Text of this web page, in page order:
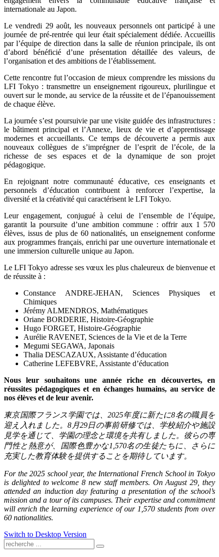
internationale au Japon.
Le vendredi 29 août, les nouveaux personnels ont participé à une
journée de pré-rentrée qui leur était spécialement dédiée. Accueillis
par l’équipe de direction dans la salle de réunion principale, ils ont
d’abord bénéficié d’une présentation détaillée des valeurs, de
l’organisation et des ambitions de l’établissement.
Cette rencontre fut l’occasion de mieux comprendre les missions du
LFI Tokyo : transmettre un enseignement rigoureux, plurilingue et
ouvert sur le monde, au service de la réussite et de l’épanouissement
de chaque élève.
La journée s’est poursuivie par une visite guidée des infrastructures :
le bâtiment principal et l’Annexe, lieux de vie et d’apprentissage
modernes et accueillants. Ce temps de découverte a permis aux
nouveaux collègues de s’imprégner de l’esprit de l’école, de la
richesse de ses espaces et de la dynamique de son projet
pédagogique.
En rejoignant notre communauté éducative, ces enseignants et
personnels d’éducation contribuent à renforcer l’expertise, la
diversité et la créativité qui caractérisent le LFI Tokyo.
Leur engagement, conjugué à celui de l’ensemble de l’équipe,
garantit la poursuite d’une ambition commune : offrir aux 1 570
élèves, issus de plus de 60 nationalités, un enseignement conforme
aux programmes français, enrichi par une ouverture internationale et
une immersion culturelle unique au Japon.
Le LFI Tokyo adresse ses vœux les plus chaleureux de bienvenue et
de réussite à :
Constance ANDRE-JEHAN, Sciences Physiques et
Chimiques
Jérémy ALMENDROS, Mathématiques
Oriane BORDERIE, Histoire-Géographie
Hugo FORGET, Histoire-Géographie
Aurélie RAVENET, Sciences de la Vie et de la Terre
Megumi SEGAWA, Japonais
Thalia DESCAZAUX, Assistante d’éducation
Catherine LEFEBVRE, Assistante d’éducation
Nous leur souhaitons une année riche en découvertes, en
réussites pédagogiques et en échanges humains, au service de
nos élèves et de leur avenir.
東京国際フランス学園では、2025年度に新たに8名の職員を
迎え入れました。8 月29日の事前研修では、学校紹介や施設
見学を通じて、学園の理念と環境を共有しました。彼らの専
門性と熱意が、国際色豊かな1,570名の生徒たちに、さらに
充実した教育体験を提供することを期待しています。
For the 2025 school year, the International French School in Tokyo
is delighted to welcome 8 new staff members. On August 29, they
attended an induction day featuring a presentation of the school’s
mission and a tour of its campuses. Their expertise and commitment
will enrich the learning experience of our 1,570 students from over
60 nationalities.
Switch to Desktop Version